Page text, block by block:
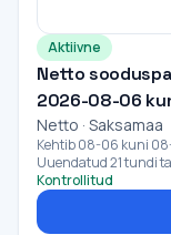
Aktiivne
Netto
2026-08-06
Netto · Saksamaa
Kehtib 08-06 kuni
Uuendatud 21 tundi
Kontrollitud